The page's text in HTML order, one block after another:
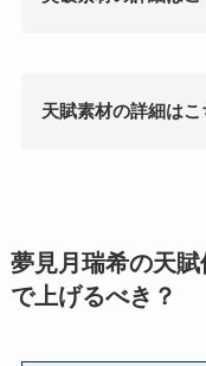
天賦素材の詳細は
夢見月瑞希の天
で上げるべき？